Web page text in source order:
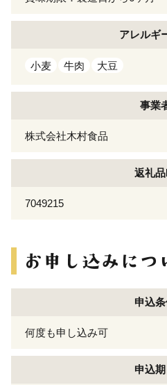
アレルギ
小麦 牛肉 大豆
事業
株式会社木村食品
返礼
7049215
申込
何度も申し込み可
申込期